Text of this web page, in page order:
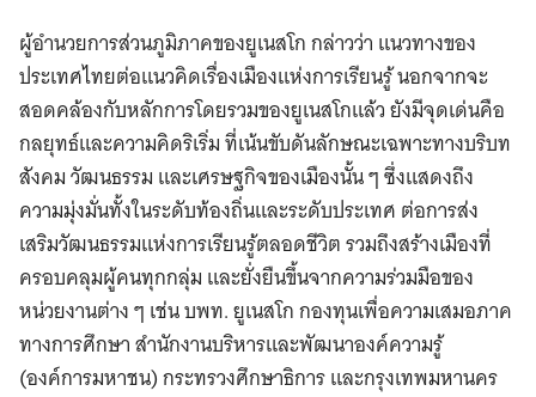
ผู้อำนวยการส่วนภูมิภาคของยูเนสโกกล่าวว่า แนวทางของ
ประเทศไทยต่อแนวคิดเรื่องเมืองแห่งการเรียนรู้ นอกจากจะ
สอดคล้องกับหลักการโดยรวมของยูเนสโกแล้ว ยังมีจุดเด่นคือ
กลยุทธ์และความคิดริเริ่ม ที่เน้นขับดันลักษณะเฉพาะทางบริบท
สังคม วัฒนธรรม และเศรษฐกิจของเมืองนั้น ๆ ซึ่งแสดงถึง
ความมุ่งมั่นทั้งในระดับท้องถิ่นและระดับประเทศ ต่อการส่ง
เสริมวัฒนธรรมแห่งการเรียนรู้ตลอดชีวิต รวมถึงสร้างเมืองที่
ครอบคลุมผู้คนทุกกลุ่ม และยั่งยืนขึ้นจากความร่วมมือของ
หน่วยงานต่าง ๆ เช่น บพท. ยูเนสโก กองทุนเพื่อความเสมอภาค
ทางการศึกษา สำนักงานบริหารและพัฒนาองค์ความรู้
(องค์การมหาชน) กระทรวงศึกษาธิการ และกรุงเทพมหานคร